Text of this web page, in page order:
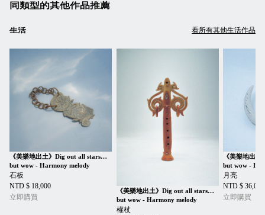
同類型的其他作品推薦
生活 看所有其他生活作品
《美樂地出土》Dig out all stars…
but wow - Harmony melody
石板
NTD $ 18,000
立即購買
《美樂地出土》Dig out all stars…
but wow - Harmony melody
權杖
《美樂地出
but wow -
月亮
NTD $ 36,000
立即購買